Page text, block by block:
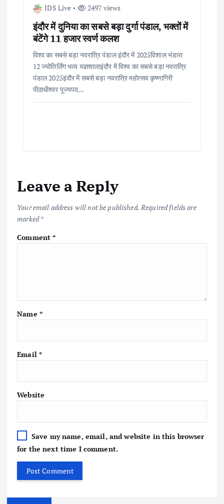
IDS Live 2497 views
इंदौर में दुनिया का सबसे बड़ा दुर्गा पंडाल, भक्तों में
बंटेंगे 11 हजार स्वर्ण कलश
विश्व का सबसे बड़ा नवरात्रि पंडाल इंदौर में 2025विशाल भंडारा
12 ज्योतिर्लिंग भव्य यज्ञशालाइंदौर में विश्व का सबसे बड़ा नवरात्रि
पंडाल 2025इंदौर में सबसे बड़ा नवरात्रि महोत्सव कृष्णागिरी
पीठाधीश्वर पूज्यपद…
Leave a Reply
Your email address will not be published. Required fields are
marked*
Comment*
Name *
Email *
Website
Save my name, email, and website in this browser
for the next time I comment.